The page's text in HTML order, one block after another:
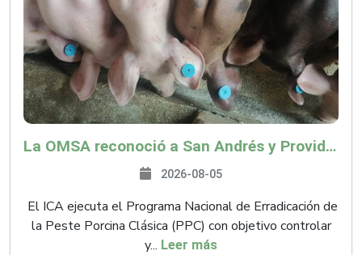
La OMSA reconoció a San Andrés y Providencia como zona libre de Peste Porcina Clásica (PPC)
2026-08-05
El ICA ejecuta el Programa Nacional de Erradicación de
la Peste Porcina Clásica (PPC) con objetivo controlar
y... Leer más